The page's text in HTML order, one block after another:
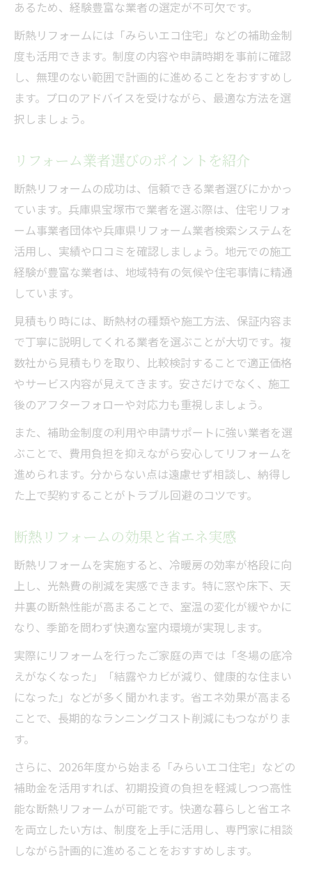
あるため、経験豊富な業者の選定が不可欠です。
断熱リフォームには「みらいエコ住宅」などの補助金制
度も活用できます。制度の内容や申請時期を事前に確認
し、無理のない範囲で計画的に進めることをおすすめし
ます。プロのアドバイスを受けながら、最適な方法を選
択しましょう。
リフォーム業者選びのポイントを紹介
断熱リフォームの成功は、信頼できる業者選びにかかっ
ています。兵庫県宝塚市で業者を選ぶ際は、住宅リフォ
ーム事業者団体や兵庫県リフォーム業者検索システムを
活用し、実績や口コミを確認しましょう。地元での施工
経験が豊富な業者は、地域特有の気候や住宅事情に精通
しています。
見積もり時には、断熱材の種類や施工方法、保証内容ま
で丁寧に説明してくれる業者を選ぶことが大切です。複
数社から見積もりを取り、比較検討することで適正価格
やサービス内容が見えてきます。安さだけでなく、施工
後のアフターフォローや対応力も重視しましょう。
また、補助金制度の利用や申請サポートに強い業者を選
ぶことで、費用負担を抑えながら安心してリフォームを
進められます。分からない点は遠慮せず相談し、納得し
た上で契約することがトラブル回避のコツです。
断熱リフォームの効果と省エネ実感
断熱リフォームを実施すると、冷暖房の効率が格段に向
上し、光熱費の削減を実感できます。特に窓や床下、天
井裏の断熱性能が高まることで、室温の変化が緩やかに
なり、季節を問わず快適な室内環境が実現します。
実際にリフォームを行ったご家庭の声では「冬場の底冷
えがなくなった」「結露やカビが減り、健康的な住まい
になった」などが多く聞かれます。省エネ効果が高まる
ことで、長期的なランニングコスト削減にもつながりま
す。
さらに、2026年度から始まる「みらいエコ住宅」などの
補助金を活用すれば、初期投資の負担を軽減しつつ高性
能な断熱リフォームが可能です。快適な暮らしと省エネ
を両立したい方は、制度を上手に活用し、専門家に相談
しながら計画的に進めることをおすすめします。